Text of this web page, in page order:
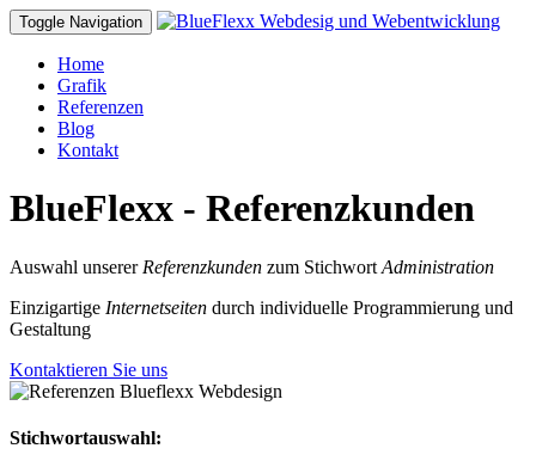
Toggle Navigation
Home
Grafik
Referenzen
Blog
Kontakt
BlueFlexx - Referenzkunden
Auswahl unserer Referenzkunden zum Stichwort Administration
Einzigartige Internetseiten durch individuelle Programmierung und
Gestaltung
Kontaktieren Sie uns
Stichwortauswahl: